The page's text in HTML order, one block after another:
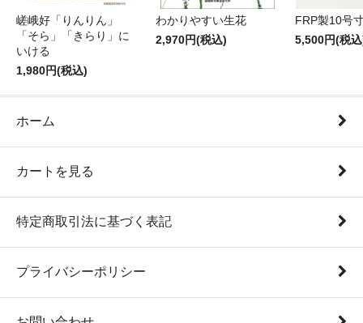
嵯峨好「りんりん」
「そら」「きらり」に
いける
1,980円(税込)
わかりやすい生花
2,970円(税込)
FRP製10号
5,500円(税
ホーム
カートを見る
特定商取引法に基づく表記
プライバシーポリシー